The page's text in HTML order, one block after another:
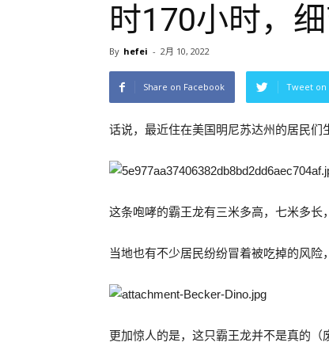
时170小时，
By hefei - 2月 10, 2022
Share on Facebook Tweet
话说，最近住在美国明尼苏达州的居民
这条咆哮的霸王龙有三米多高，七米多长
当地也有不少居民纷纷冒着被吃掉的风险
更加惊人的是，这只霸王龙并不是真的（